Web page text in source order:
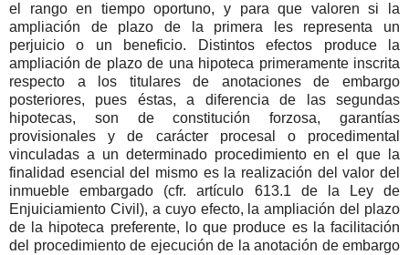
el rango en tiempo oportuno, y para que valoren si la
ampliación de plazo de la primera les representa un
perjuicio o un beneficio. Distintos efectos produce la
ampliación de plazo de una hipoteca primeramente inscrita
respecto a los titulares de anotaciones de embargo
posteriores, pues éstas, a diferencia de las segundas
hipotecas, son de constitución forzosa, garantías
provisionales y de carácter procesal o procedimental
vinculadas a un determinado procedimiento en el que la
finalidad esencial del mismo es la realización del valor del
inmueble embargado (cfr. artículo 613.1 de la Ley de
Enjuiciamiento Civil), a cuyo efecto, la ampliación del plazo
de la hipoteca preferente, lo que produce es la facilitación
del procedimiento de ejecución de la anotación de embargo